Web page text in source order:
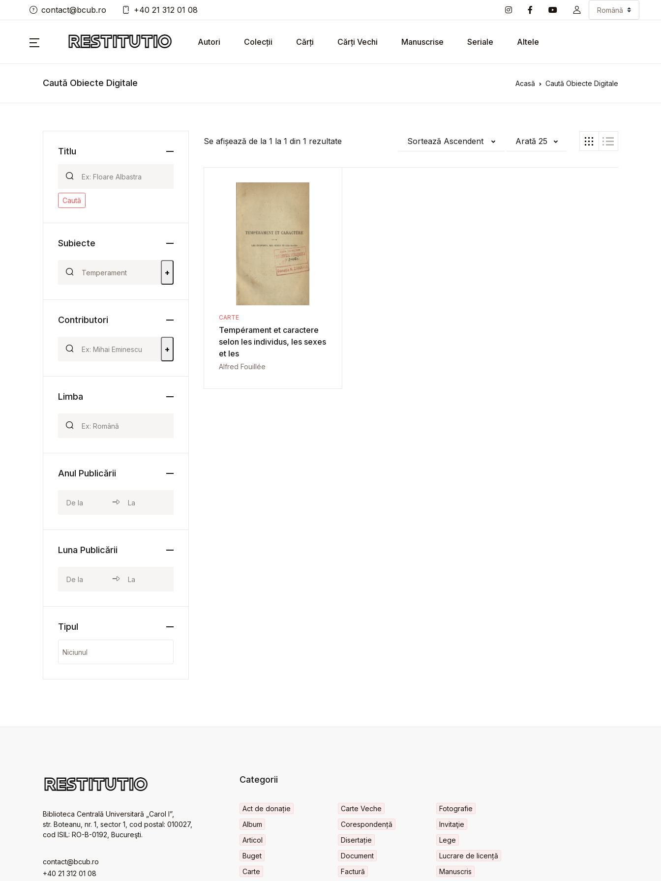
contact@bcub.ro +40 21 312 01 08
Autori Colecții Cărți Cărți Vechi Manuscrise Seriale Altele
Caută Obiecte Digitale Acasă Caută Obiecte Digitale
Se afișează de la 1 la 1 din 1 rezultate Sortează Ascendent Arată 25
CARTE
Tempérament et caractere
selon les individus, les sexes
et les
Alfred Fouillée
Titlu
Caută
Subiecte
+
Contributori
+
Limba
Anul Publicării
Luna Publicării
Tipul
Biblioteca Centrală Universitară „Carol I”,
str. Boteanu, nr. 1, sector 1, cod postal: 010027,
cod ISIL: RO-B-0192, Bucureşti.
contact@bcub.ro
+40 21 312 01 08
Categorii
Act de donație
Album
Articol
Buget
Carte
Carte Veche
Corespondență
Disertație
Document
Factură
Fotografie
Invitaţie
Lege
Lucrare de licență
Manuscris